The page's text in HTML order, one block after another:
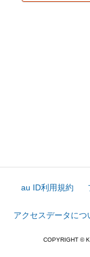
au ID利用規約
アクセスデータにつ
COPYRIGHT ©